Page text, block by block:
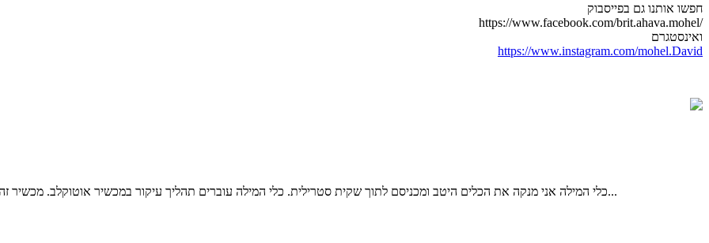
חפשו אותנו גם בפייסבוק
https://www.facebook.com/brit.ahava.mohel/
ואינסטגרם
https://www.instagram.com/mohel.David
כלי המילה אני מנקה את הכלים היטב ומכניסם לתוך שקית סטרילית. כלי המילה עוברים תהליך עיקור במכשיר אוטוקלב. מכשיר זה משמש לעיקור כלי ניתוח במרפאות כירורגיות ובחדרי ניתוח. לאחר העיקור...